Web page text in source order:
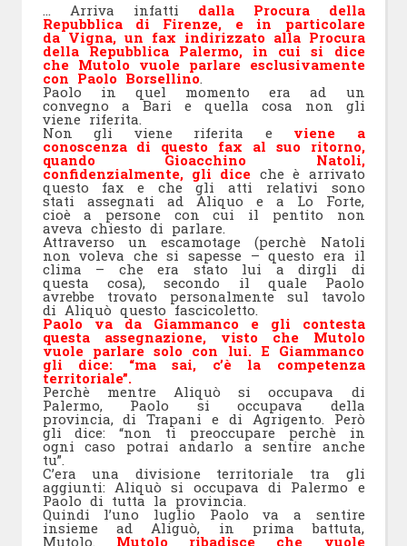
… Arriva infatti dalla Procura della
Repubblica di Firenze, e in particolare
da Vigna, un fax indirizzato alla Procura
della Repubblica Palermo, in cui si dice
che Mutolo vuole parlare esclusivamente
con Paolo Borsellino.
Paolo in quel momento era ad un
convegno a Bari e quella cosa non gli
viene riferita.
Non gli viene riferita e viene a
conoscenza di questo fax al suo ritorno,
quando Gioacchino Natoli,
confidenzialmente, gli dice che è arrivato
questo fax e che gli atti relativi sono
stati assegnati ad Aliquo e a Lo Forte,
cioè a persone con cui il pentito non
aveva chiesto di parlare.
Attraverso un escamotage (perchè Natoli
non voleva che si sapesse – questo era il
clima – che era stato lui a dirgli di
questa cosa), secondo il quale Paolo
avrebbe trovato personalmente sul tavolo
di Aliquò questo fascicoletto.
Paolo va da Giammanco e gli contesta
questa assegnazione, visto che Mutolo
vuole parlare solo con lui. E Giammanco
gli dice: “ma sai, c’è la competenza
territoriale”.
Perchè mentre Aliquò si occupava di
Palermo, Paolo si occupava della
provincia, di Trapani e di Agrigento. Però
gli dice: “non ti preoccupare perchè in
ogni caso potrai andarlo a sentire anche
tu”.
C’era una divisione territoriale tra gli
aggiunti: Aliquò si occupava di Palermo e
Paolo di tutta la provincia.
Quindi l’uno luglio Paolo va a sentire
insieme ad Aliguò, in prima battuta,
Mutolo. Mutolo ribadisce che vuole